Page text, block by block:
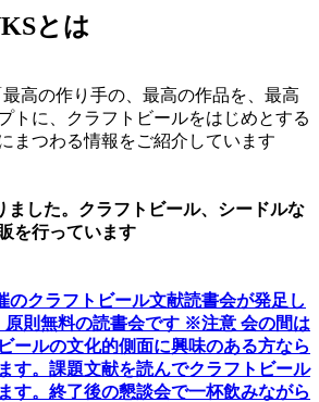
とは
高の作り手の、最高の作品を、最高
トに、クラフトビールをはじめとする
まつわる情報をご紹介しています
ました。クラフトビール、シードルな
を行っています
クラフトビール文献読書会が発足し
原則無料の読書会です ※注意 会の間は
ビールの文化的側面に興味のある方なら
す。 課題文献を読んでクラフトビール
す。 終了後の懇談会で一杯飲みながら